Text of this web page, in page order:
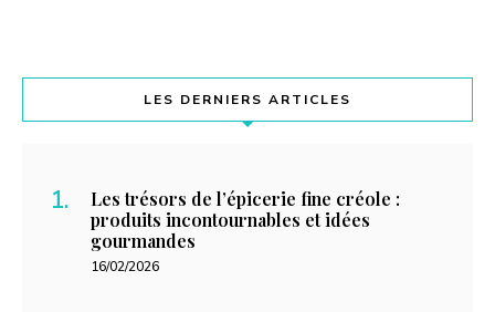
LES DERNIERS ARTICLES
Les trésors de l’épicerie fine créole :
produits incontournables et idées
gourmandes
16/02/2026